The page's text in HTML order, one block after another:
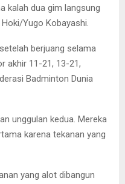
kalah dua gim langsung
Yugo Kobayashi.
berjuang selama
akhir 11-21, 13-21,
Badminton Dunia
unggulan kedua. Mereka
karena tekanan yang
yang alot dibangun